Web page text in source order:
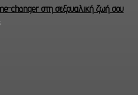
changer στη σεξουαλική ζωή σου